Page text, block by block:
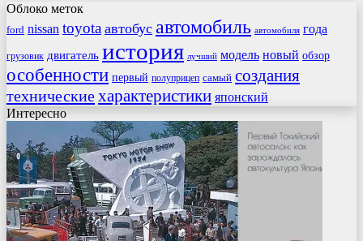
Облоко меток
ford nissan toyota автобус автомобиль автомобиля года
грузовик двигатель история лучший модель новый обзор
особенности первый полуприцеп самый создания
техническиехарактеристики японский
Интересно